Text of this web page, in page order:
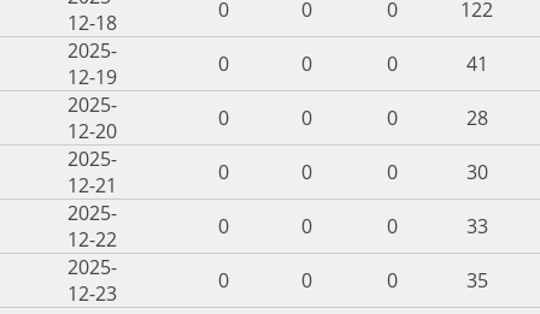
12-18
0 0 0
122
2025-
12-19
0 0 0
41
2025-
12-20
0 0 0
28
2025-
12-21
0 0 0
30
2025-
12-22
0 0 0
33
2025-
12-23
0 0 0
35